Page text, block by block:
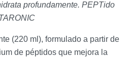
profundamente. PEPTido
(220 ml), formulado a partir de
de péptidos que mejora la